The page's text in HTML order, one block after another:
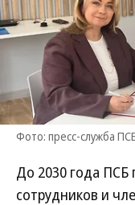
Фото: пресс-служба
До 2030 года ПСБ
сотрудников и